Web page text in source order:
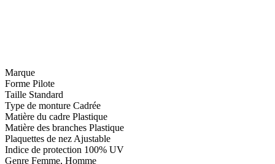
Marque
Forme Pilote
Taille Standard
Type de monture Cadrée
Matière du cadre Plastique
Matière des branches Plastique
Plaquettes de nez Ajustable
Indice de protection 100% UV
Genre Femme, Homme